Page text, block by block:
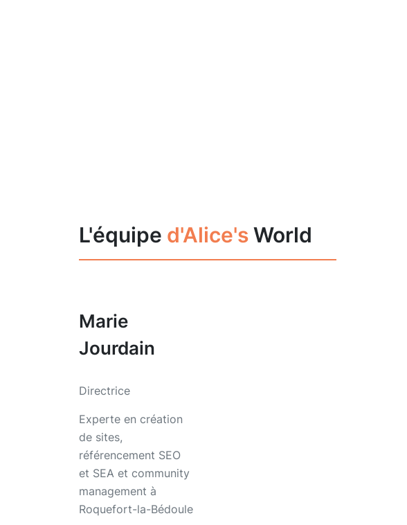
L'équipe d'Alice'sWorld
Marie
Jourdain
Directrice
Experte en création
de sites,
référencement SEO
et SEA et community
management à
Roquefort-la-Bédoule